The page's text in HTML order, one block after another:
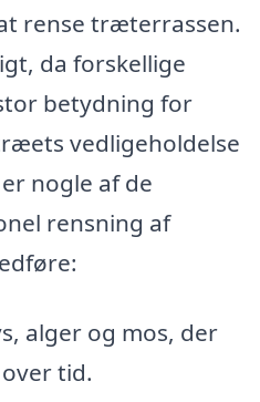
rense træterrassen.
da forskellige
betydning for
vedligeholdelse
nogle af de
rensning af
alger og mos, der
tid.